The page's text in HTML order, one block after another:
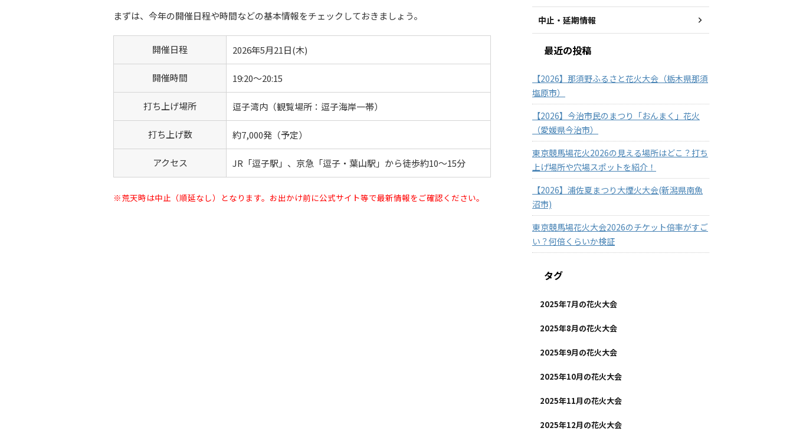
まずは、今年の開催日程や時間などの基本情報をチェックしておきましょう。
開催日程 2026年5月21日(木)
開催時間 19:20〜20:15
打ち上げ場所 逗子湾内（観覧場所：逗子海岸一帯）
打ち上げ数 約7,000発（予定）
アクセス JR「逗子駅」、京急「逗子・葉山駅」から徒歩約10〜15分
※荒天時は中止（順延なし）となります。お出かけ前に公式サイト等で最新情報をご確認ください。
中止・延期情報
最近の投稿
【2026】那須野ふるさと花火大会（栃木県那須
塩原市）
【2026】今治市民のまつり「おんまく」花火
（愛媛県今治市）
東京競馬場花火2026の見える場所はどこ？打ち
上げ場所や穴場スポットを紹介！
【2026】浦佐夏まつり大煙火大会(新潟県南魚
沼市)
東京競馬場花火大会2026のチケット倍率がすご
い？何倍くらいか検証
タグ
2025年7月の花火大会
2025年8月の花火大会
2025年9月の花火大会
2025年10月の花火大会
2025年11月の花火大会
2025年12月の花火大会